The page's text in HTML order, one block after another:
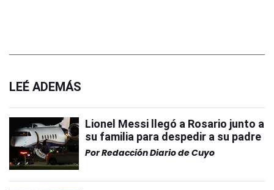
LEÉ ADEMÁS
Lionel Messi llegó a Rosario junto a
su familia para despedir a su padre
PorRedacción Diario de Cuyo